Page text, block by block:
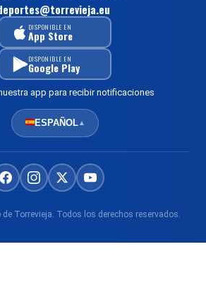
DISPONIBLE EN
App Store
DISPONIBLE EN
Google Play
app para recibir notificaciones
ESPAÑOL▲
Torrevieja. Todos los derechos reservados.